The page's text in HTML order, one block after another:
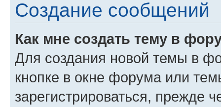
Создание сообщений
Как мне создать тему в
Для создания новой темы в
кнопке в окне форума или
зарегистрироваться, прежде